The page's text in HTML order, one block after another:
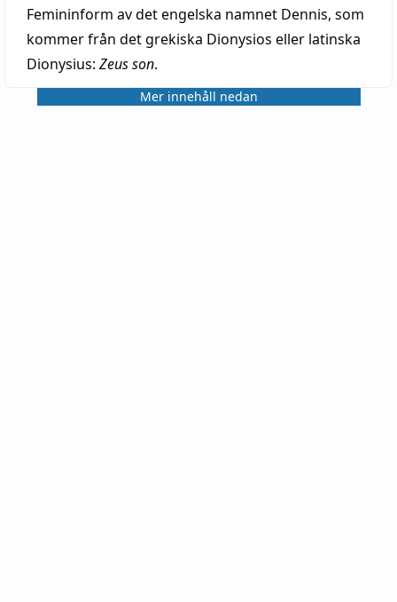
Femininform av det engelska namnet Dennis, som
kommer från det grekiska Dionysios eller latinska
Dionysius: Zeus son.
Mer innehåll nedan